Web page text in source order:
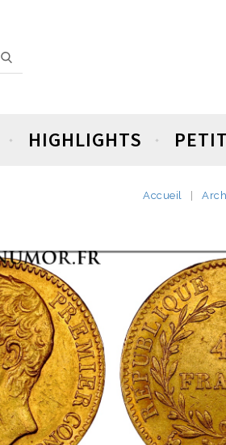
HIGHLIGHTS
Accueil